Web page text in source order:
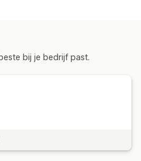
bij je bedrijf past.